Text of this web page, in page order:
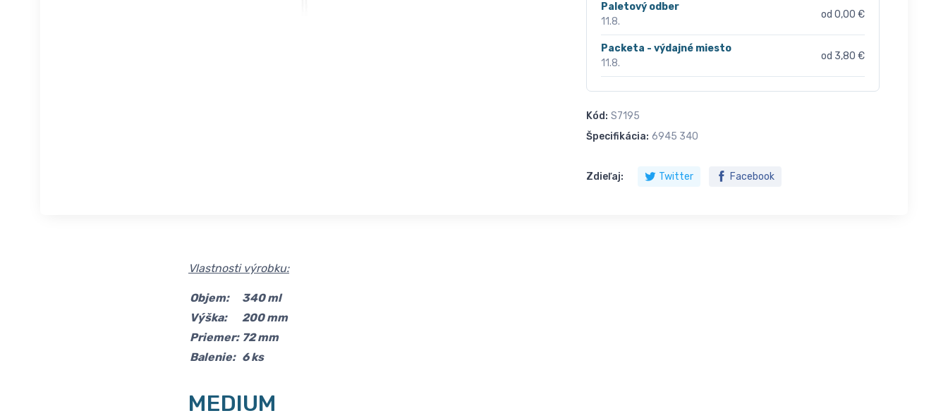
Paletový odber
11.8.
od 0,00 €
Packeta - výdajné miesto
11.8.
od 3,80 €
Kód: S7195
Špecifikácia: 6945 340
Zdieľaj: Twitter Facebook
Vlastnosti výrobku:
Objem:
340 ml
Výška:
200 mm
Priemer: 72 mm
Balenie: 6 ks
MEDIUM